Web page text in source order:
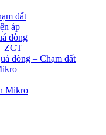
đất
áp
dòng
ZCT
dòng – Chạm đất
Mikro